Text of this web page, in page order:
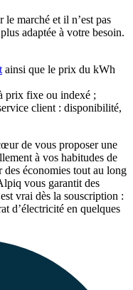
le marché et il n’est pas
adaptée à votre besoin.
ainsi que le prix du kWh
prix fixe ou indexé ;
client : disponibilité,
de vous proposer une
à vos habitudes de
des économies tout au long
vous garantit des
vrai dès la souscription :
d’électricité en quelques